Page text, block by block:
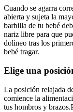
Cuando se agarra
abierta y sujeta la
barbilla de tu bebé
nariz libre para que
dolíneo tras los
bebé tragar.
Elige una
La posición relajada
comience la
tus hombros y brazos.